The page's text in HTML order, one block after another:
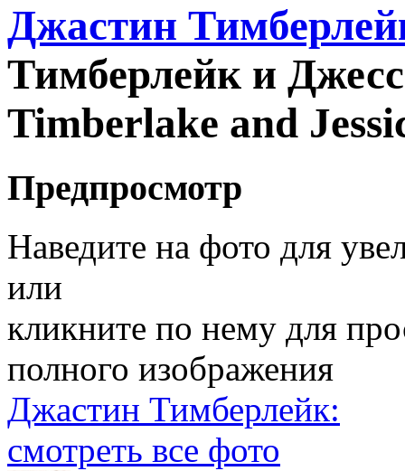
Джастин
Тимберлейк и
Timberlake and
Предпросмотр
Наведите на фото для
или
кликните по нему для
полного изображения
Джастин Тимберлейк:
смотреть все фото